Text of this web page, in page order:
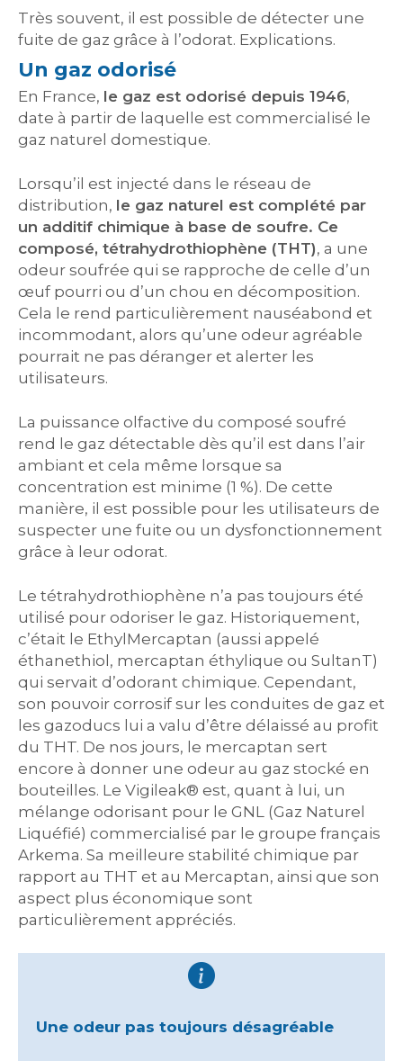
Très souvent, il est possible de détecter une
fuite de gaz grâce à l’odorat. Explications.
Un gaz odorisé
En France, le gaz est odorisé depuis 1946,
date à partir de laquelle est commercialisé le
gaz naturel domestique.
Lorsqu’il est injecté dans le réseau de
distribution, le gaz naturel est complété par
un additif chimique à base de soufre. Ce
composé, tétrahydrothiophène (THT), a une
odeur soufrée qui se rapproche de celle d’un
œuf pourri ou d’un chou en décomposition.
Cela le rend particulièrement nauséabond et
incommodant, alors qu’une odeur agréable
pourrait ne pas déranger et alerter les
utilisateurs.
La puissance olfactive du composé soufré
rend le gaz détectable dès qu’il est dans l’air
ambiant et cela même lorsque sa
concentration est minime (1 %). De cette
manière, il est possible pour les utilisateurs de
suspecter une fuite ou un dysfonctionnement
grâce à leur odorat.
Le tétrahydrothiophène n’a pas toujours été
utilisé pour odoriser le gaz. Historiquement,
c’était le EthylMercaptan (aussi appelé
éthanethiol, mercaptan éthylique ou SultanT)
qui servait d’odorant chimique. Cependant,
son pouvoir corrosif sur les conduites de gaz et
les gazoducs lui a valu d’être délaissé au profit
du THT. De nos jours, le mercaptan sert
encore à donner une odeur au gaz stocké en
bouteilles. Le Vigileak® est, quant à lui, un
mélange odorisant pour le GNL (Gaz Naturel
Liquéfié) commercialisé par le groupe français
Arkema. Sa meilleure stabilité chimique par
rapport au THT et au Mercaptan, ainsi que son
aspect plus économique sont
particulièrement appréciés.
Une odeur pas toujours désagréable